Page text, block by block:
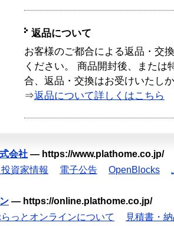
返品について
お客様のご都合による返品・交
ください。 商品開封後、または
合、返品・交換はお受けいたし
⇒返品について詳しくはこちら
会社 — https://www.plathome.co.jp/
資家情報 電子公告 OpenBlocks
— https://online.plathome.co.jp/
っとオンラインについて
見積書・